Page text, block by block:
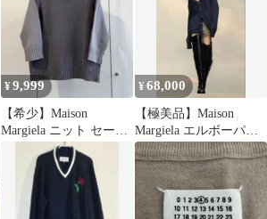
¥9,999
【希少】Maison
Margiela ニット セータ
ー プリント加工
¥68,000
【極美品】Maison
Margiela エルボーパッ
チ カーディガン